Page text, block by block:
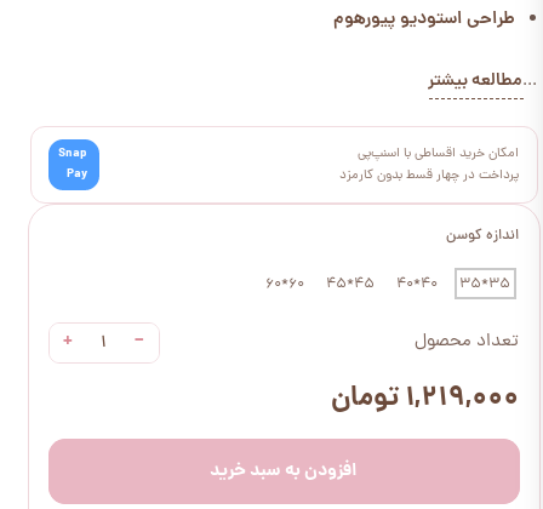
اندازه کوسن
35*35
40*40
45*45
60*60
تعداد محصول −
+
۱,۲۱۹,۰۰۰ تومان
افزودن به سبد خرید
طراحی استودیو پیورهوم
...مطالعه بیشتر
امکان خرید اقساطی با اسنپ‌پی
پرداخت در چهار قسط بدون کارمزد
Snap
Pay